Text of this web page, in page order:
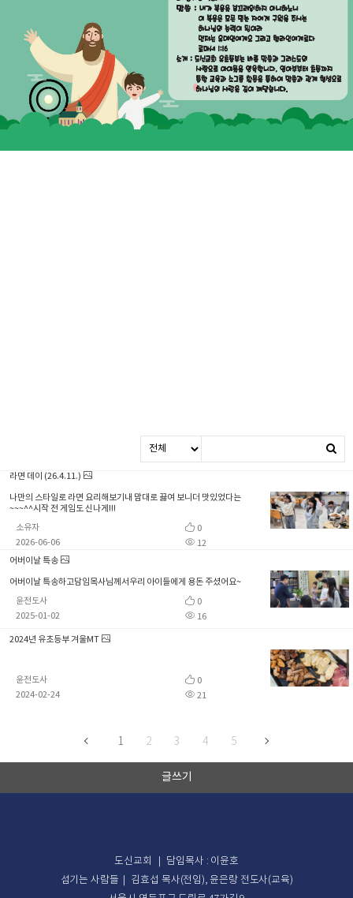
라면 데이 (26.4.11.)
나만의 스타일로 라면 요리해보기내 맘대로 끓여 보니더 맛있었다는
~~~^^시작 전 게임도 신나게!!!
소유자
0
12
2026-06-06
어버이날 특송
어버이날 특송하고담임목사님께서우리 아이들에게 용돈 주셨어요~
윤전도사
0
16
2025-01-02
2024년 유초등부 겨울MT
윤전도사
0
21
2024-02-24
1 2 3 4 5
글쓰기
도신교회 ｜ 담임목사 : 이윤호
섬기는 사람들｜ 김효섭 목사(전임), 윤은랑 전도사(교육)